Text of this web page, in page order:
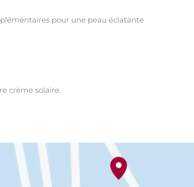
pour une peau éclatante
crème solaire.